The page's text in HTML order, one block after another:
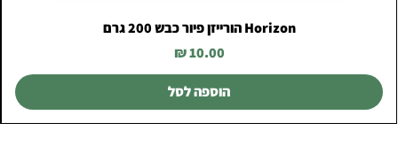
Horizon הורייזן פיור כבש 200 גרם
מחיר
הוספה לסל